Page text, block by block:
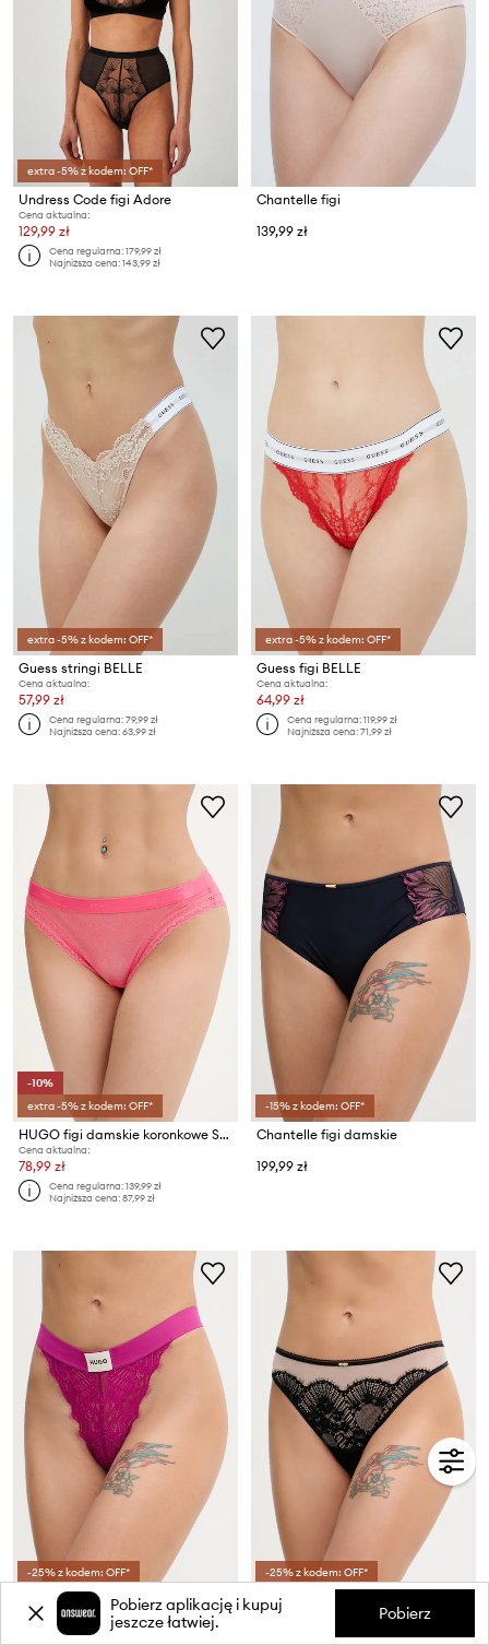
extra -5% z kodem: OFF*
Undress Code figi Adore
Cena aktualna:
129,99 zł
Cena regularna:179,99 zł
Najniższa cena:143,99 zł
Chantelle figi
139,99 zł
extra -5% z kodem: OFF*
Guess stringi BELLE
Cena aktualna:
57,99 zł
Cena regularna:79,99 zł
Najniższa cena:63,99 zł
extra -5% z kodem: OFF*
Guess figi BELLE
Cena aktualna:
64,99 zł
Cena regularna:119,99 zł
Najniższa cena:71,99 zł
-10%
extra -5% z kodem: OFF*
HUGO figi damskie koronkowe SARTORIAL BRIEF
Cena aktualna:
78,99 zł
Cena regularna:139,99 zł
Najniższa cena:87,99 zł
-15% z kodem: OFF*
Chantelle figi damskie
199,99 zł
-25% z kodem: OFF*
HUGO stringi damskie koronkowe STRING RL LACE
109,99 zł
-25% z kodem: OFF*
Pobierz aplikację i kupuj
jeszcze łatwiej.
Pobierz